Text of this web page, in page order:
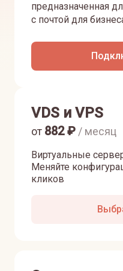
предназначенная
с почтой для
VDS и VPS
Виртуальные
Меняйте
кликов
от 882₽ / месяц